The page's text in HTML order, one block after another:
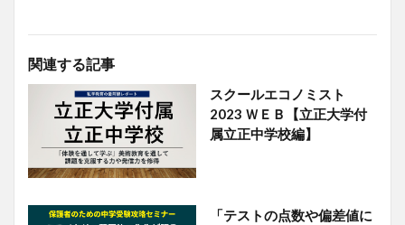
関連する記事
スクールエコノミスト
2023 ＷＥＢ【立正大学付
属立正中学校編】
「テストの点数や偏差値に